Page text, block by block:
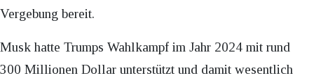
Vergebung bereit.
Musk hatte Trumps Wahlkampf im Jahr 2024 mit rund
300 Millionen Dollar unterstützt und damit wesentlich